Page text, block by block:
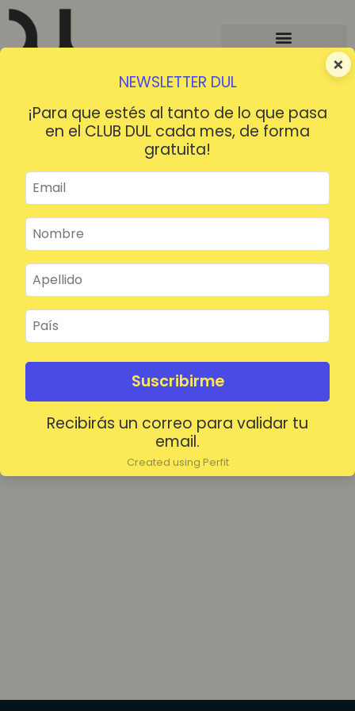
×
NEWSLETTER DUL
¡Para que estés al tanto de lo que pasa
en el CLUB DUL cada mes, de forma
gratuita!
Suscribirme
Recibirás un correo para validar tu
email.
Created using Perfit
¡HOLA!
Mantenerme conectado
Acceder